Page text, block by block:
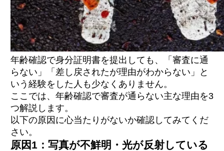
年齢確認で身分証明書を提出しても、「審査に通
らない」「差し戻されたが理由がわからない」と
いう経験をした人も少なくありません。
ここでは、年齢確認で審査が通らない主な理由を3
つ解説します。
以下の原因に心当たりがないか確認してみてくだ
さい。
原因1：写真が不鮮明・光が反射している